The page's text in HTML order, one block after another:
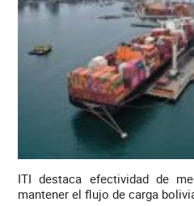
ITI destaca efectividad de
mantener el flujo de carga